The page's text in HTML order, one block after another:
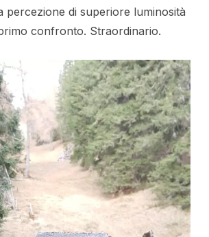
percezione di superiore luminosità
confronto. Straordinario.